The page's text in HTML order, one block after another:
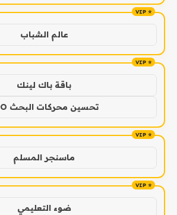
عالم الشباب
باقة باك لينك
تحسين محركات البحث SEO
ماسنجر المسلم
ضوء التعليمي